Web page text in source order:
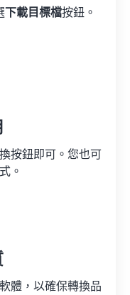
下載目標檔按鈕。
按鈕即可。您也可
。
體，以確保轉換品